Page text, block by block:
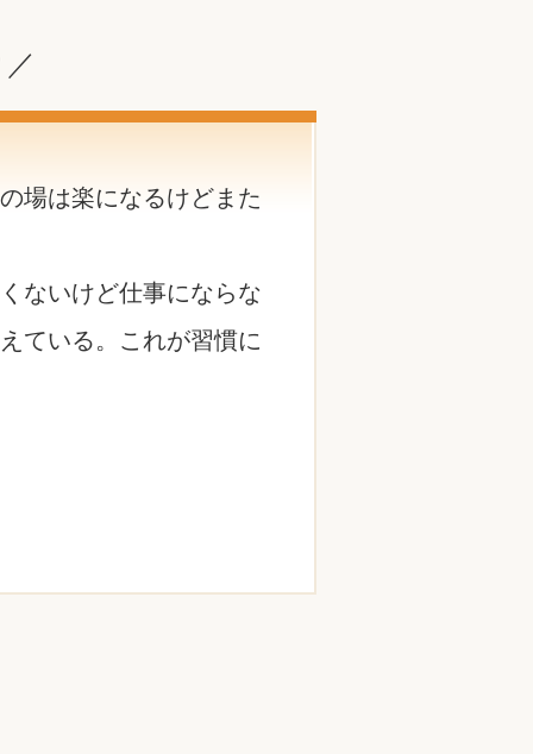
場は楽になるけどまた
ないけど仕事にならな
ている。これが習慣に